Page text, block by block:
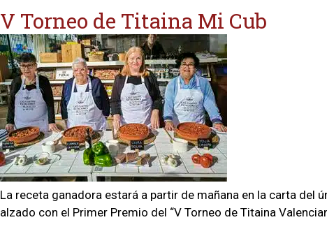
V Torneo de Titaina Mi Cub
La receta ganadora estará a partir de mañana en la carta del
alzado con el Primer Premio del “V Torneo de Titaina